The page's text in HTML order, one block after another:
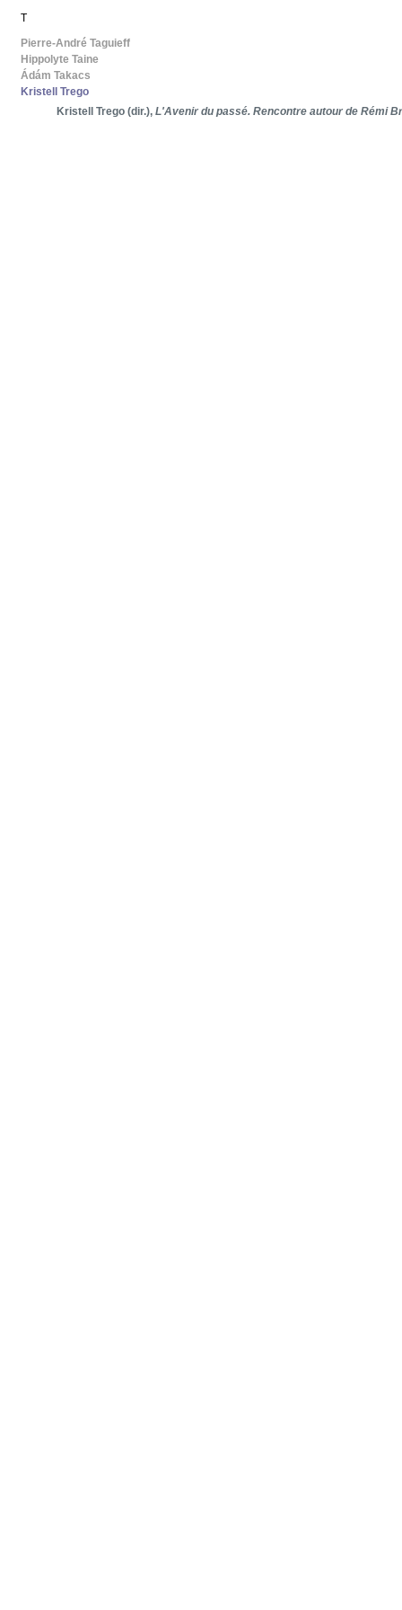
T
Pierre-André Taguieff
Hippolyte Taine
Ádám Takacs
Kristell Trego
Kristell Trego (dir.), L'Avenir du passé. Rencontre autour de Rémi